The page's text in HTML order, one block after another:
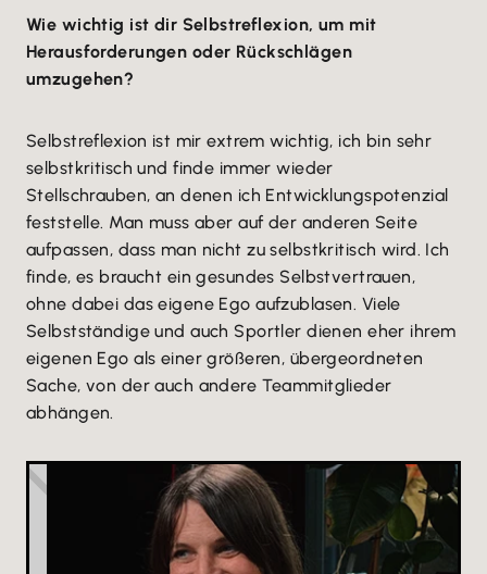
Wie wichtig ist dir Selbstreflexion, um mit
Herausforderungen oder Rückschlägen
umzugehen?
Selbstreflexion ist mir extrem wichtig, ich bin sehr
selbstkritisch und finde immer wieder
Stellschrauben, an denen ich Entwicklungspotenzial
feststelle. Man muss aber auf der anderen Seite
aufpassen, dass man nicht zu selbstkritisch wird. Ich
finde, es braucht ein gesundes Selbstvertrauen,
ohne dabei das eigene Ego aufzublasen. Viele
Selbstständige und auch Sportler dienen eher ihrem
eigenen Ego als einer größeren, übergeordneten
Sache, von der auch andere Teammitglieder
abhängen.